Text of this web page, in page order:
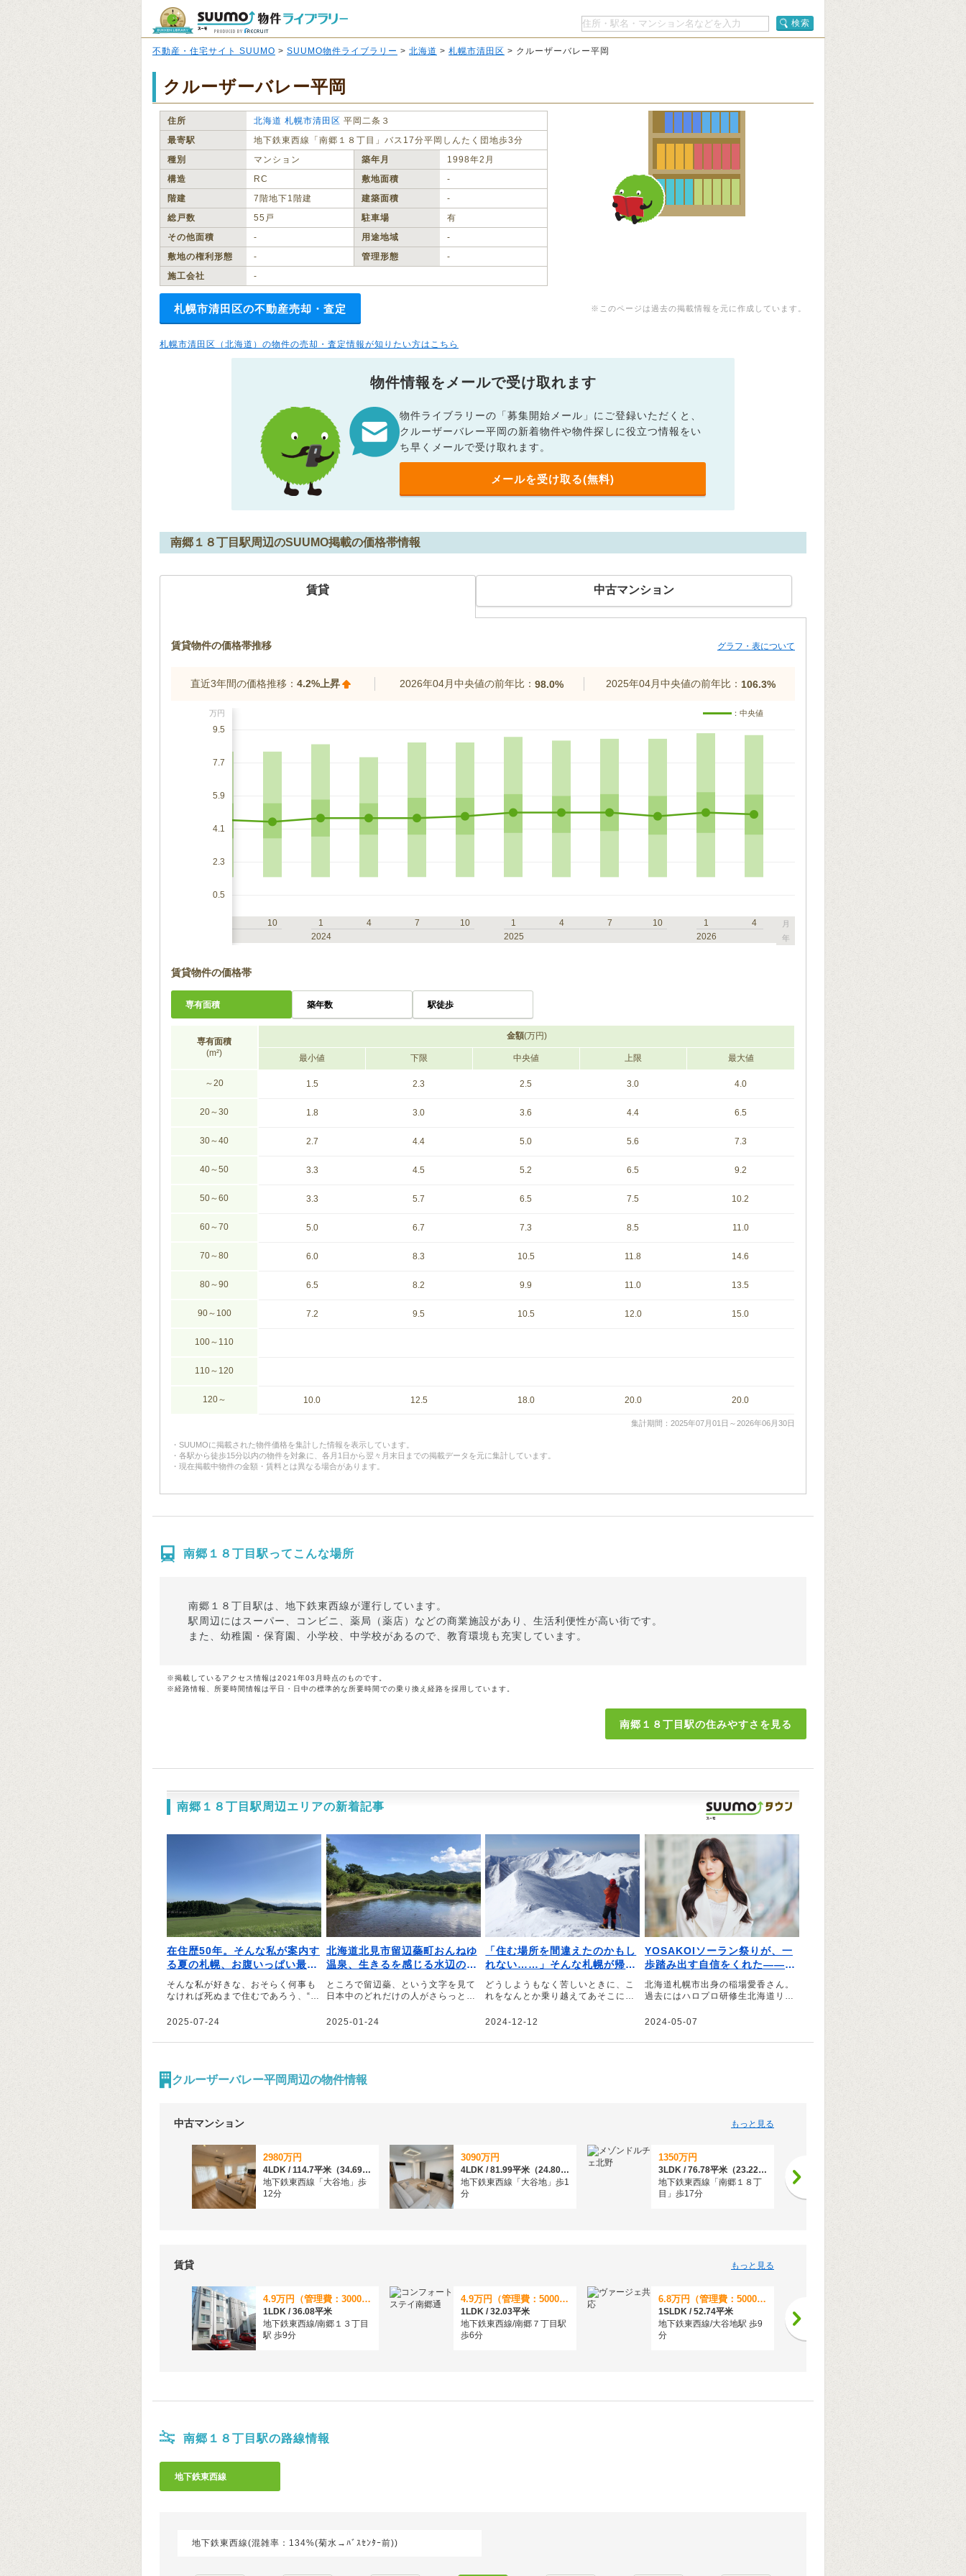
検索
不動産・住宅サイト SUUMO > SUUMO物件ライブラリー > 北海道 > 札幌市清田区 > クルーザーバレー平岡
クルーザーバレー平岡
住所 北海道 札幌市清田区 平岡二条３
最寄駅
地下鉄東西線「南郷１８丁目」バス17分平岡しんたく団地歩3分
種別
マンション 築年月
1998年2月
構造
RC 敷地面積
‐
階建
7階地下1階建 建築面積
‐
総戸数
55戸 駐車場
有
その他面積
‐ 用途地域
‐
敷地の権利形態
‐ 管理形態
‐
施工会社
‐
※このページは過去の掲載情報を元に作成しています。
札幌市清田区の不動産売却・査定
札幌市清田区（北海道）の物件の売却・査定情報が知りたい方はこちら
物件情報をメールで受け取れます
物件ライブラリーの「募集開始メール」にご登録いただくと、
クルーザーバレー平岡の新着物件や物件探しに役立つ情報をい
ち早くメールで受け取れます。
メールを受け取る(無料)
南郷１８丁目駅周辺のSUUMO掲載の価格帯情報
賃貸 中古マンション
賃貸物件の価格帯推移 グラフ・表について
直近3年間の価格推移： 4.2%上昇 2026年04月中央値の前年比： 98.0% 2025年04月中央値の前年比： 106.3%
万円
9.5
7.7
5.9
4.1
2.3
0.5
：中央値
10
1 4 7
10
2024
1 4 7
10
2025
1
4
2026
月
年
賃貸物件の価格帯
専有面積 築年数 駅徒歩
専有面積
(m²)
金額(万円)
最小値 下限 中央値 上限 最大値
～20 1.5 2.3 2.5 3.0 4.0
20～30 1.8 3.0 3.6 4.4 6.5
30～40 2.7 4.4 5.0 5.6 7.3
40～50 3.3 4.5 5.2 6.5 9.2
50～60 3.3 5.7 6.5 7.5 10.2
60～70 5.0 6.7 7.3 8.5 11.0
70～80 6.0 8.3 10.5 11.8 14.6
80～90 6.5 8.2 9.9 11.0 13.5
90～100 7.2 9.5 10.5 12.0 15.0
100～110
110～120
120～ 10.0 12.5 18.0 20.0 20.0
集計期間：2025年07月01日～2026年06月30日
SUUMOに掲載された物件価格を集計した情報を表示しています。
各駅から徒歩15分以内の物件を対象に、各月1日から翌々月末日までの掲載データを元に集計しています。
現在掲載中物件の金額・賃料とは異なる場合があります。
南郷１８丁目駅ってこんな場所
南郷１８丁目駅は、地下鉄東西線が運行しています。
駅周辺にはスーパー、コンビニ、薬局（薬店）などの商業施設があり、生活利便性が高い街です。
また、幼稚園・保育園、小学校、中学校があるので、教育環境も充実しています。
※掲載しているアクセス情報は2021年03月時点のものです。
※経路情報、所要時間情報は平日・日中の標準的な所要時間での乗り換え経路を採用しています。
南郷１８丁目駅の住みやすさを見る
南郷１８丁目駅周辺エリアの新着記事
在住歴50年。そんな私が案内す
る夏の札幌、お腹いっぱい最強
最高ツアー｜文・前田麦（イラ
ストレーター）
そんな私が好きな、おそらく何事も
なければ死ぬまで住むであろう、“住
けている街”、札幌――。そう話すの
ん。在住歴50年の前田さんが、北海
くれました。
2025-07-24
北海道北見市留辺蘂町おんねゆ
温泉、生きるを感じる水辺の野
遊び生活｜文・山内創
ところで留辺蘂、という文字を見て
日本中のどれだけの人がさらっと読
すのは、北海道北見市にある北の大
初は3年で離れようと考えていた山
蘂（るべしべ）町を起点とした野遊
び生活について綴っていただきまし
2025-01-24
「住む場所を間違えたのかもし
れない……」そんな札幌が帰り
たい街になった｜文・野村良太
どうしようもなく苦しいときに、こ
れをなんとか乗り越えてあそこに帰
――。そう話すのは、登山家の野村
だ北海道札幌市。「住む場所を間違
2024-12-12
YOSAKOIソーラン祭りが、一
歩踏み出す自信をくれた――稲
場愛香さんの札幌愛。
北海道札幌市出身の稲場愛香さん。
過去にはハロプロ研修生北海道リー
ギュラーを持つなど、幼少期から現
ついて伺いました。
2024-05-07
クルーザーバレー平岡周辺の物件情報
中古マンション もっと見る
2980万円
4LDK / 114.7平米（34.69坪）（壁芯）
地下鉄東西線「大谷地」歩
12分
3090万円
4LDK / 81.99平米（24.80坪）（壁芯）
地下鉄東西線「大谷地」歩1
分
1350万円
3LDK / 76.78平米（23.22坪）
地下鉄東西線「南郷１８丁
目」歩17分
賃貸 もっと見る
4.9万円（管理費：3000円）
1LDK / 36.08平米
地下鉄東西線/南郷１３丁目
駅 歩9分
4.9万円（管理費：5000円）
1LDK / 32.03平米
地下鉄東西線/南郷７丁目駅
歩6分
6.8万円（管理費：5000円）
1SLDK / 52.74平米
地下鉄東西線/大谷地駅 歩9
分
南郷１８丁目駅の路線情報
地下鉄東西線
地下鉄東西線(混雑率：134%(菊水→ﾊﾞｽｾﾝﾀｰ前))